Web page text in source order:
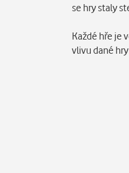
se hry staly
Každé hře je
vlivu dané